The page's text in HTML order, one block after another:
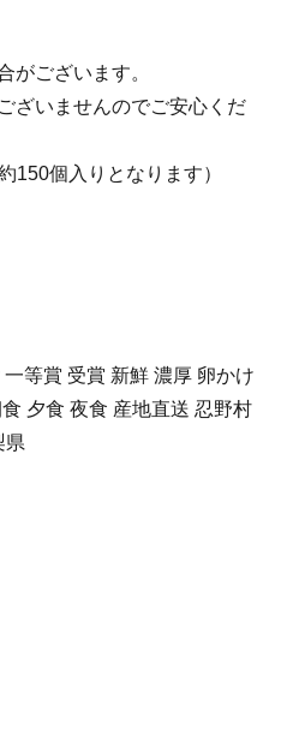
がございます。
ざいませんのでご安心くだ
150個入りとなります）
等賞 受賞 新鮮 濃厚 卵かけ
夕食 夜食 産地直送 忍野村
県